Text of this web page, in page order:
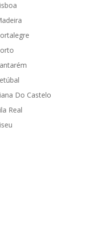
Do Castelo
Real